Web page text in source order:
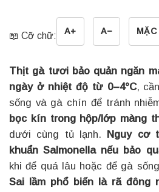
📖 Cỡ chữ: A+ A−
Thịt gà tươi bảo quản ngăn
ngày ở nhiệt độ từ 0–4°C,
sống và gà chín để tránh
bọc kín trong hộp/lớp màng
dưới cùng tủ lạnh.
Nguy cơ
khuẩn Salmonella nếu bảo
khi để quá lâu hoặc để gà
Sai lầm phổ biến là rã đông